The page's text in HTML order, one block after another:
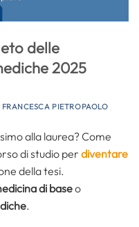
delle
2025
FRANCESCA PIETROPAOLO
alla laurea? Come
di studio per diventare
della tesi.
di baseo
.